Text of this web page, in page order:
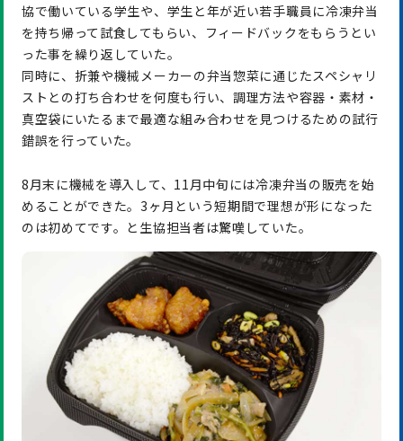
協で働いている学生や、学生と年が近い若手職員に冷凍弁当
を持ち帰って試食してもらい、フィードバックをもらうとい
った事を繰り返していた。
同時に、折兼や機械メーカーの弁当惣菜に通じたスペシャリ
ストとの打ち合わせを何度も行い、調理方法や容器・素材・
真空袋にいたるまで最適な組み合わせを見つけるための試行
錯誤を行っていた。
8月末に機械を導入して、11月中旬には冷凍弁当の販売を始
めることができた。3ヶ月という短期間で理想が形になった
のは初めてです。と生協担当者は驚嘆していた。